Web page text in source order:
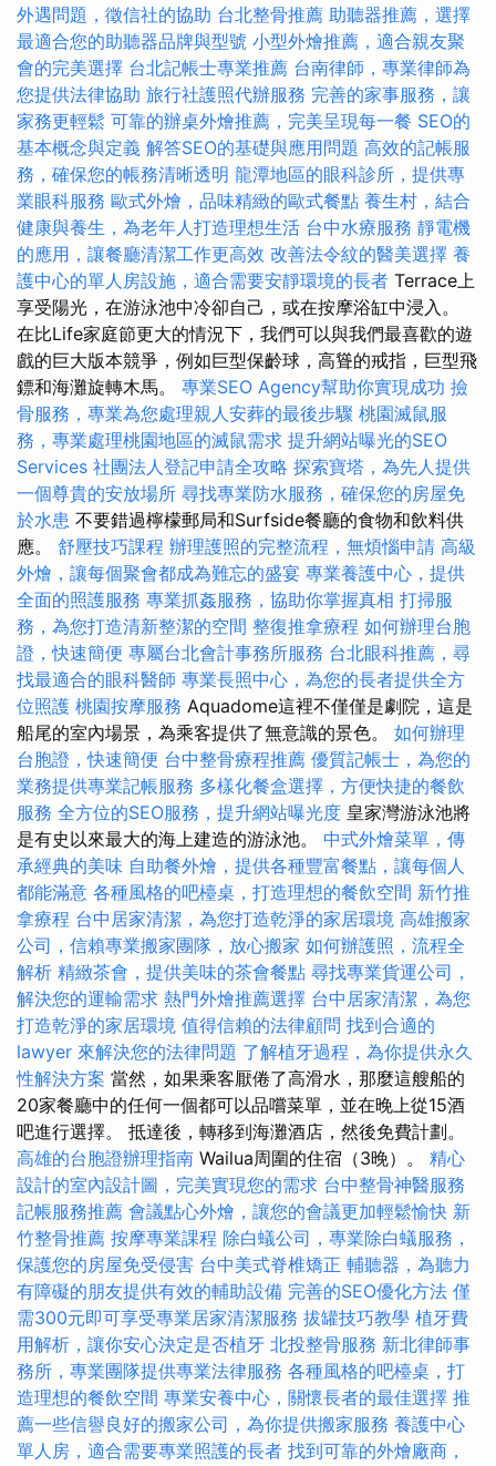
外遇問題，徵信社的協助 台北整骨推薦 助聽器推薦，選擇
最適合您的助聽器品牌與型號 小型外燴推薦，適合親友聚
會的完美選擇 台北記帳士專業推薦 台南律師，專業律師為
您提供法律協助 旅行社護照代辦服務 完善的家事服務，讓
家務更輕鬆 可靠的辦桌外燴推薦，完美呈現每一餐 SEO的
基本概念與定義 解答SEO的基礎與應用問題 高效的記帳服
務，確保您的帳務清晰透明 龍潭地區的眼科診所，提供專
業眼科服務 歐式外燴，品味精緻的歐式餐點 養生村，結合
健康與養生，為老年人打造理想生活 台中水療服務 靜電機
的應用，讓餐廳清潔工作更高效 改善法令紋的醫美選擇 養
護中心的單人房設施，適合需要安靜環境的長者 Terrace上
享受陽光，在游泳池中冷卻自己，或在按摩浴缸中浸入。
在比Life家庭節更大的情況下，我們可以與我們最喜歡的遊
戲的巨大版本競爭，例如巨型保齡球，高聳的戒指，巨型飛
鏢和海灘旋轉木馬。 專業SEO Agency幫助你實現成功 撿
骨服務，專業為您處理親人安葬的最後步驟 桃園滅鼠服
務，專業處理桃園地區的滅鼠需求 提升網站曝光的SEO
Services 社團法人登記申請全攻略 探索寶塔，為先人提供
一個尊貴的安放場所 尋找專業防水服務，確保您的房屋免
於水患 不要錯過檸檬郵局和Surfside餐廳的食物和飲料供
應。 舒壓技巧課程 辦理護照的完整流程，無煩惱申請 高級
外燴，讓每個聚會都成為難忘的盛宴 專業養護中心，提供
全面的照護服務 專業抓姦服務，協助你掌握真相 打掃服
務，為您打造清新整潔的空間 整復推拿療程 如何辦理台胞
證，快速簡便 專屬台北會計事務所服務 台北眼科推薦，尋
找最適合的眼科醫師 專業長照中心，為您的長者提供全方
位照護 桃園按摩服務 Aquadome這裡不僅僅是劇院，這是
船尾的室內場景，為乘客提供了無意識的景色。 如何辦理
台胞證，快速簡便 台中整骨療程推薦 優質記帳士，為您的
業務提供專業記帳服務 多樣化餐盒選擇，方便快捷的餐飲
服務 全方位的SEO服務，提升網站曝光度 皇家灣游泳池將
是有史以來最大的海上建造的游泳池。 中式外燴菜單，傳
承經典的美味 自助餐外燴，提供各種豐富餐點，讓每個人
都能滿意 各種風格的吧檯桌，打造理想的餐飲空間 新竹推
拿療程 台中居家清潔，為您打造乾淨的家居環境 高雄搬家
公司，信賴專業搬家團隊，放心搬家 如何辦護照，流程全
解析 精緻茶會，提供美味的茶會餐點 尋找專業貨運公司，
解決您的運輸需求 熱門外燴推薦選擇 台中居家清潔，為您
打造乾淨的家居環境 值得信賴的法律顧問 找到合適的
lawyer 來解決您的法律問題 了解植牙過程，為你提供永久
性解決方案 當然，如果乘客厭倦了高滑水，那麼這艘船的
20家餐廳中的任何一個都可以品嚐菜單，並在晚上從15酒
吧進行選擇。 抵達後，轉移到海灘酒店，然後免費計劃。
高雄的台胞證辦理指南 Wailua周圍的住宿（3晚）。 精心
設計的室內設計圖，完美實現您的需求 台中整骨神醫服務
記帳服務推薦 會議點心外燴，讓您的會議更加輕鬆愉快 新
竹整骨推薦 按摩專業課程 除白蟻公司，專業除白蟻服務，
保護您的房屋免受侵害 台中美式脊椎矯正 輔聽器，為聽力
有障礙的朋友提供有效的輔助設備 完善的SEO優化方法 僅
需300元即可享受專業居家清潔服務 拔罐技巧教學 植牙費
用解析，讓你安心決定是否植牙 北投整骨服務 新北律師事
務所，專業團隊提供專業法律服務 各種風格的吧檯桌，打
造理想的餐飲空間 專業安養中心，關懷長者的最佳選擇 推
薦一些信譽良好的搬家公司，為你提供搬家服務 養護中心
單人房，適合需要專業照護的長者 找到可靠的外燴廠商，